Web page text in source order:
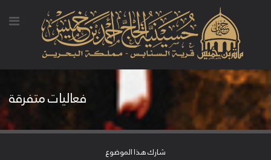
فعاليات متفرقة
شارك هذا الموضوع